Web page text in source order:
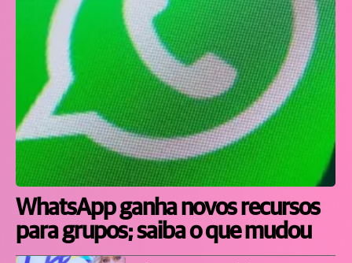
WhatsApp ganha novos recursos
para grupos; saiba o que mudou